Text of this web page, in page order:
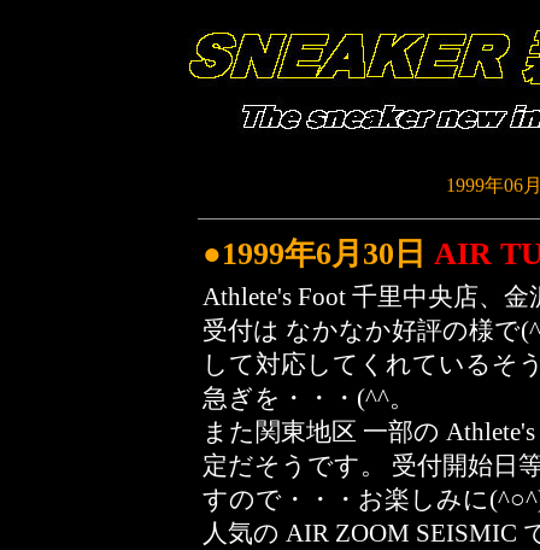
1999年06
●1999年6月30日 AIR
Athlete's Foot 千里中央店、
受付は なかなか好評の様で
して対応してくれているそ
急ぎを・・・(^^。
また関東地区 一部の
定だそうです。 受付開始日
すので・・・お楽しみに
人気の AIR ZOOM SEISMIC